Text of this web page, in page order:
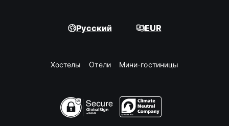
Русский EUR
Хостелы Oтели Мини-гостиницы